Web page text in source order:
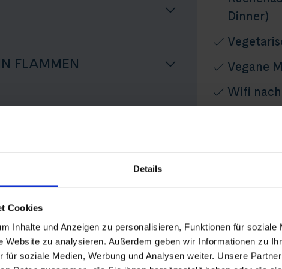
Details
Cookies
Inhalte und Anzeigen zu personalisieren, Funktionen für soziale
Website zu analysieren. Außerdem geben wir Informationen zu
für soziale Medien, Werbung und Analysen weiter. Unsere
in Flammen: Lichter- und Farbenmeer am Rhein
FLAMMEN
Dinner)
Vegane
Wifi
Thurgau
Nicht
An-/
Ausflüge,